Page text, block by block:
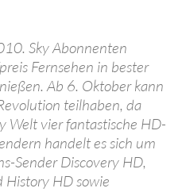
Sky Abonnenten
Fernsehen in bester
Ab 6. Oktober kann
teilhaben, da
Welt vier fantastische HD-
handelt es sich um
Sender Discovery HD,
History HD sowie